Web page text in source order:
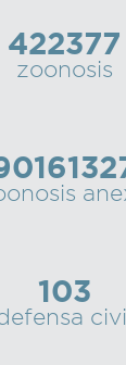
422377
zoonosis
103